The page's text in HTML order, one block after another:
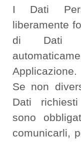
I Dati
liberamente
di Dati
Applicazione.
Se non
Dati
sono
comunicarli,